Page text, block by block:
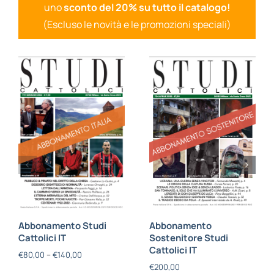
unosconto del 20% su tutto il catalogo!
(Escluso le novità e le promozioni speciali)
Abbonamento Studi
Cattolici IT
€80,00 – €140,00
Abbonamento
Sostenitore Studi
Cattolici IT
€200,00